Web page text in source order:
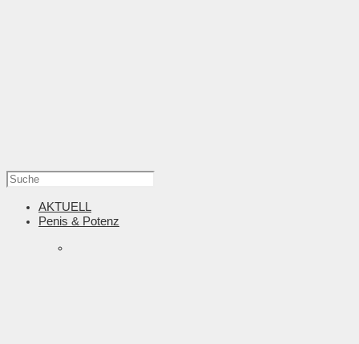
AKTUELL
Penis & Potenz